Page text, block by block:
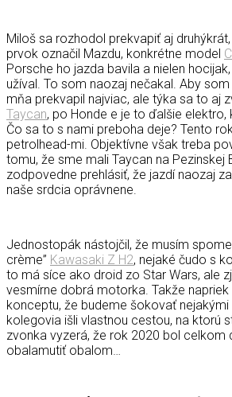
Miloš sa rozhodol prekvapiť aj
prvok označil Mazdu, konkrétne model
Porsche ho jazda bavila a nielen
užíval. To som naozaj nečakal. Aby
mňa prekvapil najviac, ale týka sa to aj
Taycan, po Honde e je to ďalšie elektro,
Čo sa to s nami preboha deje? Tento
petrolhead-mi. Objektívne však treba
tomu, že sme mali Taycan na Pezinskej
zodpovedne prehlásiť, že jazdí naozaj
naše srdcia oprávnene.
Jednostopák nástojčil, že musím
crème” Kawasaki Z H2, nejaké čudo s
to má síce ako droid zo Star Wars, ale
vesmírne dobrá motorka. Takže
konceptu, že budeme šokovať
kolegovia išli vlastnou cestou, na ktorú
zvonka vyzerá, že rok 2020 bol celkom
obalamutiť obalom…